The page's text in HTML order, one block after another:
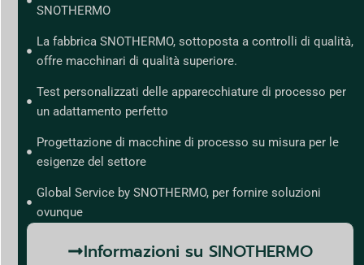
SNOTHERMO
La fabbrica SNOTHERMO, sottoposta a controlli di qualità,
offre macchinari di qualità superiore.
Test personalizzati delle apparecchiature di processo per
un adattamento perfetto
Progettazione di macchine di processo su misura per le
esigenze del settore
Global Service by SNOTHERMO, per fornire soluzioni
ovunque
Informazioni su SINOTHERMO